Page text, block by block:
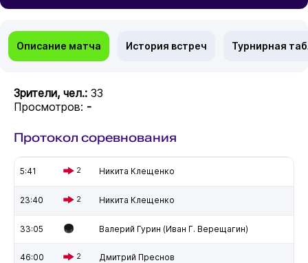
Описание матча История встреч Турнирная
Зрители, чел.: 33
Просмотров: -
Протокол соревнования
5:41 2 Никита Клещенко
23:40 2 Никита Клещенко
33:05 Валерий Гурин (Иван Г. Верещагин)
46:00 2 Дмитрий Преснов